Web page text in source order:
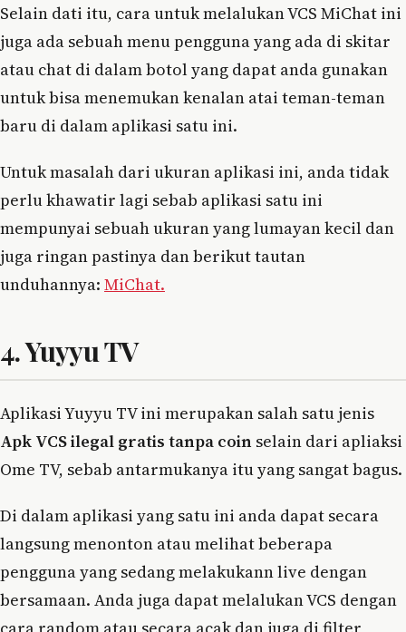
Selain dati itu, cara untuk melalukan VCS MiChat ini
juga ada sebuah menu pengguna yang ada di skitar
atau chat di dalam botol yang dapat anda gunakan
untuk bisa menemukan kenalan atai teman-teman
baru di dalam aplikasi satu ini.
Untuk masalah dari ukuran aplikasi ini, anda tidak
perlu khawatir lagi sebab aplikasi satu ini
mempunyai sebuah ukuran yang lumayan kecil dan
juga ringan pastinya dan berikut tautan
unduhannya: MiChat.
4. Yuyyu TV
Aplikasi Yuyyu TV ini merupakan salah satu jenis
Apk VCS ilegal gratis tanpa coin selain dari apliaksi
Ome TV, sebab antarmukanya itu yang sangat bagus.
Di dalam aplikasi yang satu ini anda dapat secara
langsung menonton atau melihat beberapa
pengguna yang sedang melakukann live dengan
bersamaan. Anda juga dapat melalukan VCS dengan